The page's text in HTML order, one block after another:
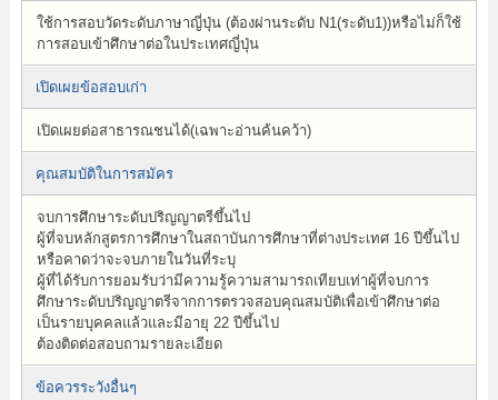
ใช้การสอบวัดระดับภาษาญี่ปุ่น (ต้องผ่านระดับ N1(ระดับ1))หรือไม่ก็ใช้
การสอบเข้าศึกษาต่อในประเทศญี่ปุ่น
เปิดเผยข้อสอบเก่า
เปิดเผยต่อสาธารณชนได้(เฉพาะอ่านค้นคว้า)
คุณสมบัติในการสมัคร
จบการศึกษาระดับปริญญาตรีขึ้นไป
ผู้ที่จบหลักสูตรการศึกษาในสถาบันการศึกษาที่ต่างประเทศ 16 ปีขึ้นไป
หรือคาดว่าจะจบภายในวันที่ระบุ
ผู้ที่ได้รับการยอมรับว่ามีความรู้ความสามารถเทียบเท่าผู้ที่จบการ
ศึกษาระดับปริญญาตรีจากการตรวจสอบคุณสมบัติเพื่อเข้าศึกษาต่อ
เป็นรายบุคคลแล้วและมีอายุ 22 ปีขึ้นไป
ต้องติดต่อสอบถามรายละเอียด
ข้อควรระวังอื่นๆ